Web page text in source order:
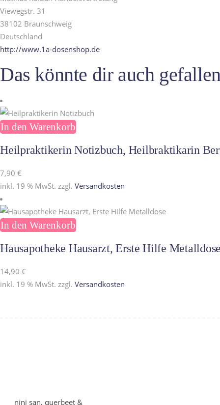
Viewegstr. 31
38102 Braunschweig
Deutschland
http://www.1a-dosenshop.de
Das könnte dir auch
In den Warenkorb
Heilpraktikerin Notizbuch, Heilbraktikarin
7,90 €
inkl. 19 % MwSt. zzgl. Versandkosten
In den Warenkorb
Hausapotheke Hausarzt, Erste Hilfe
14,90 €
inkl. 19 % MwSt. zzgl. Versandkosten
nini san, querbeet &